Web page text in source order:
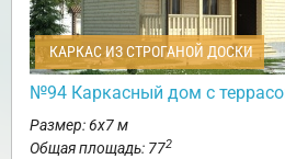
КАРКАС ИЗ СТРОГАНОЙ ДОСКИ
№94 Каркасный дом с
Размер: 6х7 м
Общая площадь: 772